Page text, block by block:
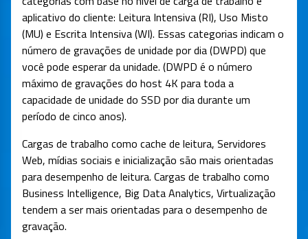
aplicativo do cliente: Leitura Intensiva (RI), Uso Misto
(MU) e Escrita Intensiva (WI). Essas categorias indicam o
número de gravações de unidade por dia (DWPD) que
você pode esperar da unidade. (DWPD é o número
máximo de gravações do host 4K para toda a
capacidade de unidade do SSD por dia durante um
período de cinco anos).
Cargas de trabalho como cache de leitura, Servidores
Web, mídias sociais e inicialização são mais orientadas
para desempenho de leitura. Cargas de trabalho como
Business Intelligence, Big Data Analytics, Virtualização
tendem a ser mais orientadas para o desempenho de
gravação.